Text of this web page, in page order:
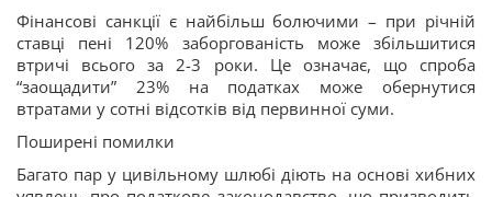
Фінансові санкції є найбільш болючими – при річній
ставці пені 120% заборгованість може збільшитися
втричі всього за 2-3 роки. Це означає, що спроба
“заощадити” 23% на податках може обернутися
втратами у сотні відсотків від первинної суми.
Поширені помилки
Багато пар у цивільному шлюбі діють на основі хибних